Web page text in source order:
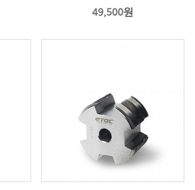
49,500원